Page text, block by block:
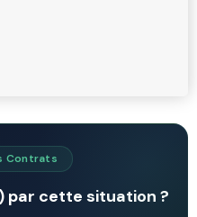
Contrats
par cette situation ?